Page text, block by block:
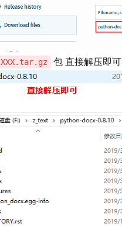
XXX.tar.gz 包 直接解压即可